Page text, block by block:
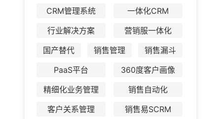
CRM管理系统
一体化CRM
行业解决方案
营销服一体化
国产替代
销售管理
销售漏斗
PaaS平台
360度客户画像
精细化业务管理
销售自动化
客户关系管理
销售易SCRM